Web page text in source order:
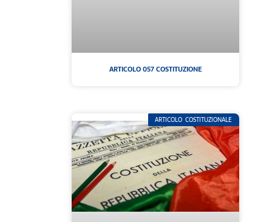
ARTICOLO 057 COSTITUZIONE
ARTICOLO COSTITUZIONALE